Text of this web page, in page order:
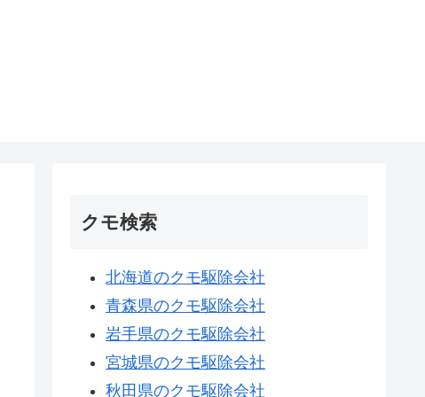
クモ検索
北海道のクモ駆除会社
青森県のクモ駆除会社
岩手県のクモ駆除会社
宮城県のクモ駆除会社
秋田県のクモ駆除会社